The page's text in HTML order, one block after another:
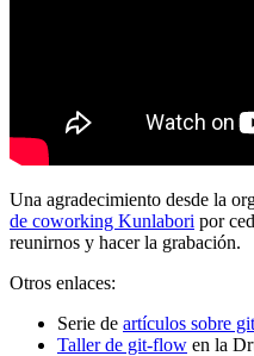
Una agradecimiento desde la
de coworking Kunlabori por
reunirnos y hacer la grabación.
Otros enlaces:
Serie de artículos sobre
Taller de git-flow en la